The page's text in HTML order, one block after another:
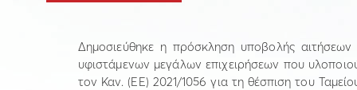
Δημοσιεύθηκε η πρόσκληση υποβολής
υφιστάμενων μεγάλων επιχειρήσεων που
τον Καν. (ΕΕ) 2021/1056 για τη θέσπιση του